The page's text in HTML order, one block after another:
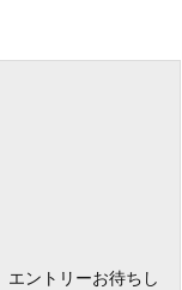
エントリーお待ちし